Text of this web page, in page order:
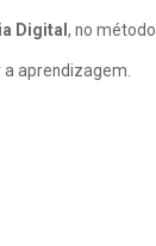
Digital, no método
aprendizagem.